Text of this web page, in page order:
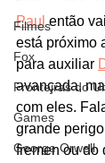
Filmes
Fox
Fronteiras do
Games
George Orwell
Paul então
está próximo
para auxiliar
avançada,
com eles.
grande
fremen ou do